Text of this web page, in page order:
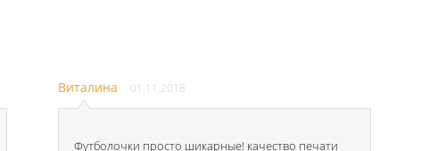
Виталина 01.11.2018
Футболочки просто шикарные! качество печати